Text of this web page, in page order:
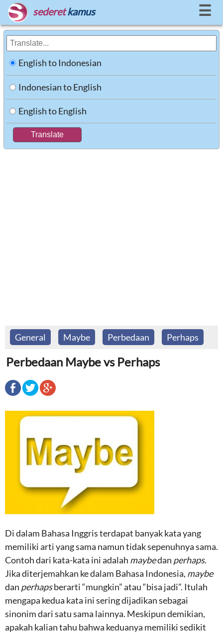
sederet kamus ☰
English to Indonesian
Indonesian to English
English to English
General Maybe Perbedaan Perhaps
Perbedaan Maybe vs Perhaps
Di dalam Bahasa Inggris terdapat banyak kata yang
memiliki arti yang sama namun tidak sepenuhnya sama.
Contoh dari kata-kata ini adalah maybedan perhaps.
Jika diterjemahkan ke dalam Bahasa Indonesia, maybe
dan perhapsberarti “mungkin” atau “bisa jadi”. Itulah
mengapa kedua kata ini sering dijadikan sebagai
sinonim dari satu sama lainnya. Meskipun demikian,
apakah kalian tahu bahwa keduanya memiliki sedikit